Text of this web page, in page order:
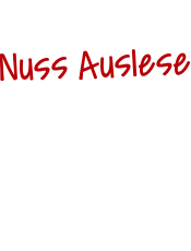
Auslese